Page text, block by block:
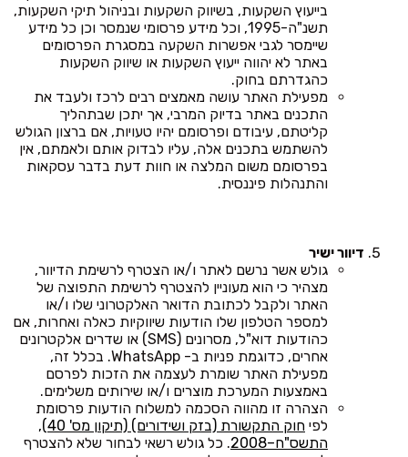
בייעוץ השקעות, בשיווק השקעות ובניהול תיקי השקעות,
תשנ"ה-1995, וכל מידע פרסומי שנמסר וכן כל מידע
שיימסר לגבי אפשרות השקעה במסגרת הפרסומים
באתר לא יהווה ייעוץ השקעות או שיווק השקעות
כהגדרתם בחוק.
מפעילת האתר עושה מאמצים רבים לרכז ולעבד את
התכנים באתר בדיוק המרבי, אך יתכן שבתהליך
קליטתם, עיבודם ופרסומם יהיו טעויות, אם ברצון הגולש
להשתמש בתכנים אלה, עליו לבדוק אותם ולאמתם, אין
בפרסומם משום המלצה או חוות דעת בדבר עסקאות
והתנהלות פיננסית.
דיוור ישיר
גולש אשר נרשם לאתר ו/או הצטרף לרשימת הדיוור,
מצהיר כי הוא מעוניין להצטרף לרשימת התפוצה של
האתר ולקבל לכתובת הדואר האלקטרוני שלו ו/או
למספר הטלפון שלו הודעות שיווקיות כאלה ואחרות, אם
כהודעות דוא"ל, מסרונים (SMS) או שדרים אלקטרונים
אחרים, כדוגמת פניות ב- WhatsApp. בכלל זה,
מפעילת האתר שומרת לעצמה את הזכות לפרסם
באמצעות המערכת מוצרים ו/או שירותים משלימים.
הצהרה זו מהווה הסכמה למשלוח הודעות פרסומת
לפי
חוק התקשורת (בזק ושידורים) (תיקון מס' 40),
התשס"ח–2008
. כל גולש רשאי לבחור שלא להצטרף